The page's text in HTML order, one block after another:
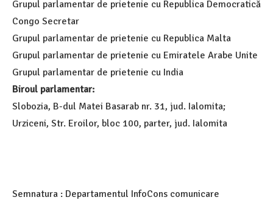
Grupul parlamentar de prietenie cu Republica Democratică
Congo Secretar
Grupul parlamentar de prietenie cu Republica Malta
Grupul parlamentar de prietenie cu Emiratele Arabe Unite
Grupul parlamentar de prietenie cu India
Biroul parlamentar:
Slobozia, B-dul Matei Basarab nr. 31, jud. Ialomita;
Urziceni, Str. Eroilor, bloc 100, parter, jud. Ialomita
Semnatura : Departamentul InfoCons comunicare